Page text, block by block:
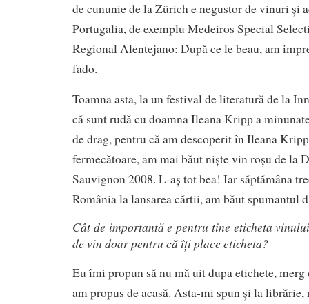
de cununie de la Zürich e negustor de vinuri și
Portugalia, de exemplu Medeiros Special
Regional Alentejano: După ce le beau, am
fado.
Toamna asta, la un festival de literatură de la
că sunt rudă cu doamna Ileana Kripp a
de drag, pentru că am descoperit în Ileana
fermecătoare, am mai băut niște vin roșu de la
Sauvignon 2008. L-aș tot bea! Iar săptămâna
România la lansarea cărtii, am băut spumantul
Cât de importantă e pentru tine eticheta
de vin doar pentru că îți place eticheta?
Eu îmi propun să nu mă uit dupa etichete,
am propus de acasă. Asta-mi spun și la librărie,